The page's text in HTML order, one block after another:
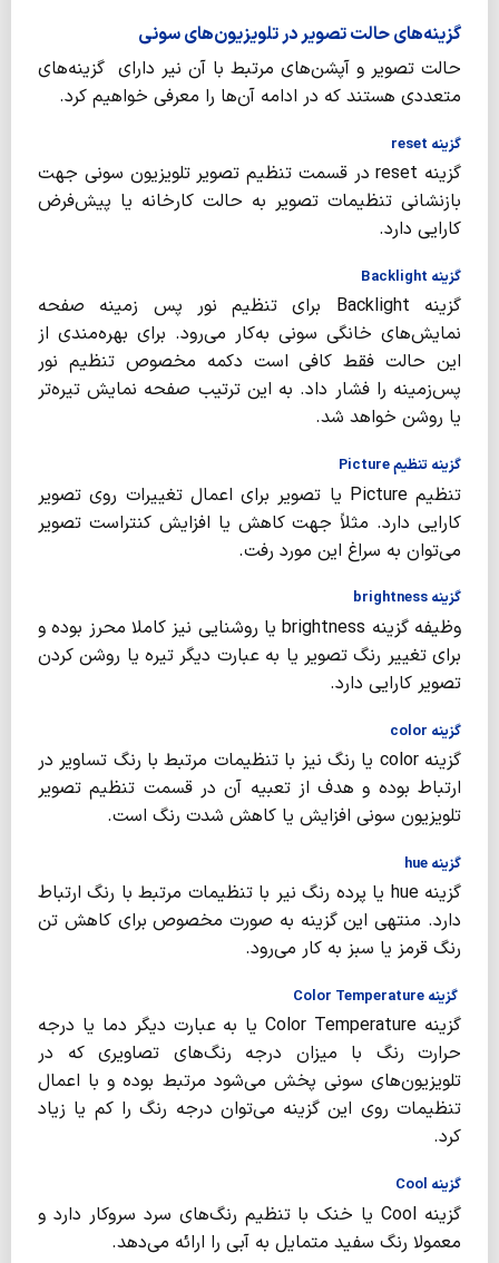
گزینه‌های حالت تصویر در تلویزیون‌های سونی
حالت تصویر و آپشن‌های مرتبط با آن نیر دارای گزینه‌های
متعددی هستند که در ادامه آن‌ها را معرفی خواهیم کرد.
گزینه reset
گزینه reset در قسمت تنظیم تصویر تلویزیون سونی جهت
بازنشانی تنظیمات تصویر به حالت کارخانه یا پیش‌فرض
کارایی دارد.
گزینه Backlight
گزینه Backlight برای تنظیم نور پس زمینه صفحه
نمایش‌های خانگی سونی به‌کار می‌رود. برای بهره‌مندی از
این حالت فقط کافی است دکمه مخصوص تنظیم نور
پس‌زمینه را فشار داد. به این ترتیب صفحه نمایش تیره‌تر
یا روشن خواهد شد.
گزینه تنظیم Picture
تنظیم Picture یا تصویر برای اعمال تغییرات روی تصویر
کارایی دارد. مثلاً جهت کاهش یا افزایش کنتراست تصویر
می‌توان به سراغ این مورد رفت.
گزینه brightness
وظیفه گزینه brightness یا روشنایی نیز کاملا محرز بوده و
برای تغییر رنگ تصویر یا به عبارت دیگر تیره یا روشن کردن
تصویر کارایی دارد.
گزینه color
گزینه color یا رنگ نیز با تنظیمات مرتبط با رنگ تساویر در
ارتباط بوده و هدف از تعبیه آن در قسمت تنظیم تصویر
تلویزیون سونی افزایش یا کاهش شدت رنگ است.
گزینه hue
گزینه hue یا پرده رنگ نیر با تنظیمات مرتبط با رنگ ارتباط
دارد. منتهی این گزینه به صورت مخصوص برای کاهش تن
رنگ قرمز یا سبز به کار می‌رود.
گزینه Color Temperature
گزینه Color Temperature یا به عبارت دیگر دما یا درجه
حرارت رنگ با میزان درجه رنگ‌های تصاویری که در
تلویزیون‌های سونی پخش می‌شود مرتبط بوده و با اعمال
تنظیمات روی این گزینه می‌توان درجه رنگ را کم یا زیاد
کرد.
گزینه Cool
گزینه Cool یا خنک با تنظیم رنگ‌های سرد سروکار دارد و
معمولا رنگ سفید متمایل به آبی را ارائه می‌دهد.